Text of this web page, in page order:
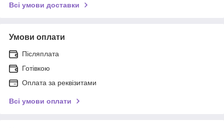
Всі умови доставки
Умови оплати
Післяплата
Готівкою
Оплата за реквізитами
Всі умови оплати